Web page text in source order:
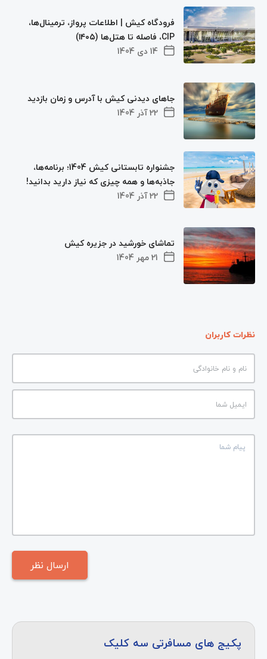
14 دی 1404
فرودگاه کیش | اطلاعات پرواز، ترمینال‌ها،
CIP، فاصله تا هتل‌ها (۱۴۰۵)
22 آذر 1404
جاهای دیدنی کیش با آدرس و زمان بازدید
22 آذر 1404
جشنواره تابستانی کیش 1404؛ برنامه‌ها،
جاذبه‌ها و همه چیزی که نیاز دارید بدانید!
21 مهر 1404
تماشای خورشید در جزیره کیش
نظرات کاربران
پکیج های مسافرتی سه کلیک